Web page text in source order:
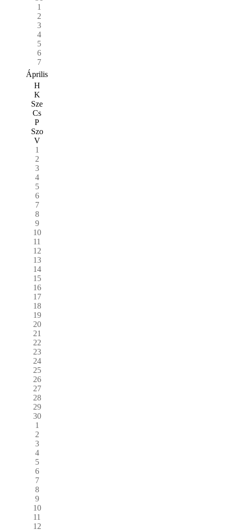
1
2
3
4
5
6
7
Április
H
K
Sze
Cs
P
Szo
V
1
2
3
4
5
6
7
8
9
10
11
12
13
14
15
16
17
18
19
20
21
22
23
24
25
26
27
28
29
30
1
2
3
4
5
6
7
8
9
10
11
12